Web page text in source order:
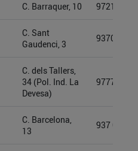
C. Barraquer, 10
C. Sant
Gaudenci, 3
C. dels Tallers,
34 (Pol. Ind. La
Devesa)
C. Barcelona,
13
937 099